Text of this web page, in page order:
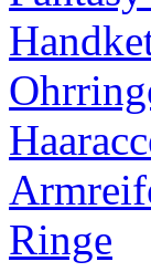
Ringe